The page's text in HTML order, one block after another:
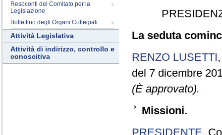
Resoconti del Comitato per la
Legislazione
Bollettino degli Organi Collegiali
Attività Legislativa
Attività di indirizzo, controllo e
conoscitiva
La seduta
RENZO LUSETTI
del 7 dicembre
(È approvato).
Missioni.
PRESIDENTE.